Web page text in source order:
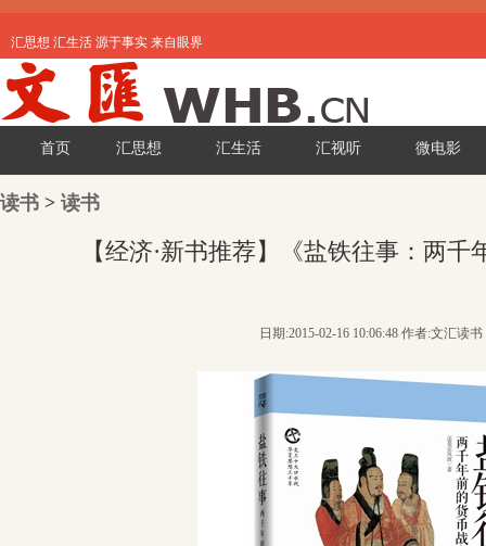
汇思想 汇生活 源于事实 来自眼界
首页 汇思想 汇生活 汇视听 微电影
读书 > 读书
【经济·新书推荐】《盐铁往事：两
日期:2015-02-16 10:06:48 作者:文汇读书